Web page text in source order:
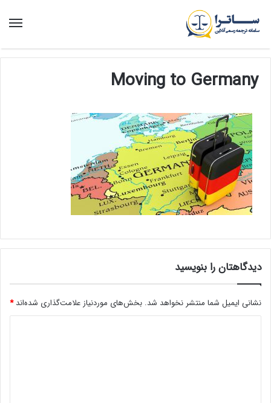
منو
Moving to Germany
دیدگاهتان را بنویسید
نشانی ایمیل شما منتشر نخواهد شد. بخش‌های موردنیاز علامت‌گذاری شده‌اند*